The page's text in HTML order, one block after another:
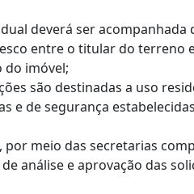
deverá ser acompanhada
entre o titular do terreno
imóvel;
são destinadas a uso
e de segurança
meio das secretarias
análise e aprovação das